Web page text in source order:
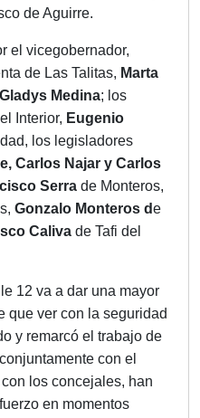
de Aguirre.
el vicegobernador,
de Las Talitas, Marta
Gladys Medina; los
Interior, Eugenio
los legisladores
Carlos Najar y Carlos
Serra de Monteros,
Gonzalo Monteros de
Caliva de Tafi del
12 va a dar una mayor
que ver con la seguridad
y remarcó el trabajo de
con el
los concejales, han
en momentos